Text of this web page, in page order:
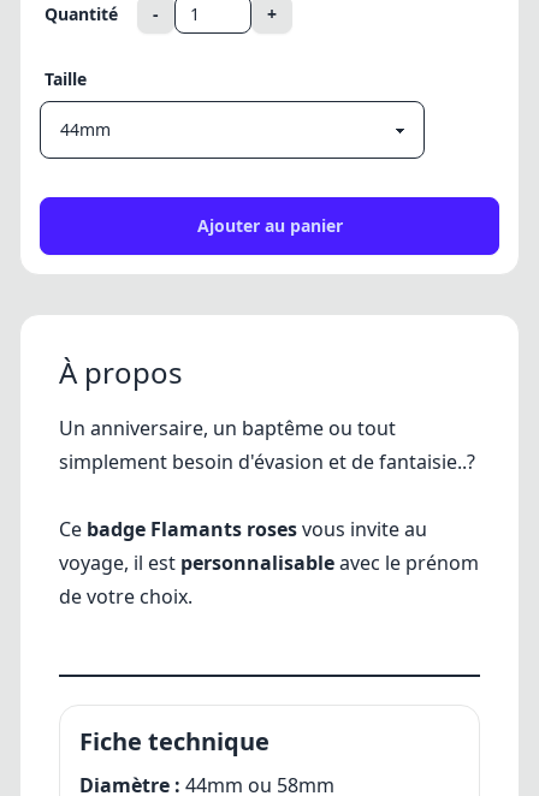
Quantité - +
Taille
Ajouter au panier
À propos
Un anniversaire, un baptême ou tout
simplement besoin d'évasion et de fantaisie..?
Ce badge Flamants rosesvous invite au
voyage, il est personnalisableavec le prénom
de votre choix.
Fiche technique
Diamètre : 44mm ou 58mm